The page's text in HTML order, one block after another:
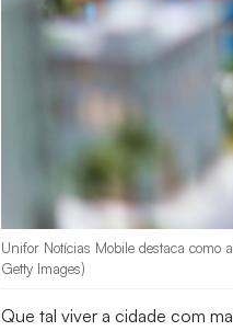
Unifor Notícias Mobile destaca como
Getty Images)
Que tal viver a cidade com